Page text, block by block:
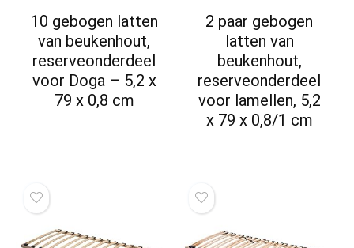
10 gebogen latten
van beukenhout,
reserveonderdeel
voor Doga – 5,2 x
79 x 0,8 cm
2 paar gebogen
latten van
beukenhout,
reserveonderdeel
voor lamellen, 5,2
x 79 x 0,8/1 cm